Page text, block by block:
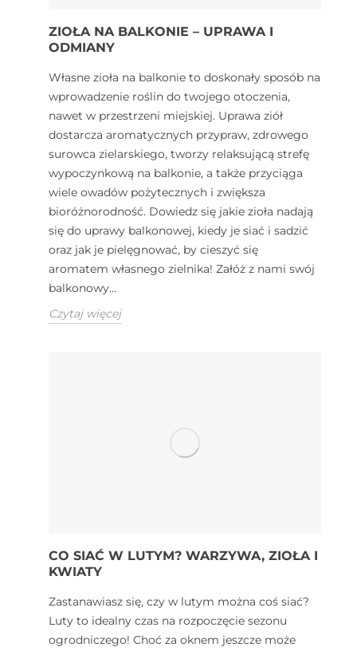
ZIOŁA NA BALKONIE – UPRAWA I
ODMIANY
Własne zioła na balkonie to doskonały sposób na
wprowadzenie roślin do twojego otoczenia,
nawet w przestrzeni miejskiej. Uprawa ziół
dostarcza aromatycznych przypraw, zdrowego
surowca zielarskiego, tworzy relaksującą strefę
wypoczynkową na balkonie, a także przyciąga
wiele owadów pożytecznych i zwiększa
bioróżnorodność. Dowiedz się jakie zioła nadają
się do uprawy balkonowej, kiedy je siać i sadzić
oraz jak je pielęgnować, by cieszyć się
aromatem własnego zielnika! Załóż z nami swój
balkonowy...
Czytaj więcej
CO SIAĆ W LUTYM? WARZYWA, ZIOŁA I
KWIATY
Zastanawiasz się, czy w lutym można coś siać?
Luty to idealny czas na rozpoczęcie sezonu
ogrodniczego! Choć za oknem jeszcze może